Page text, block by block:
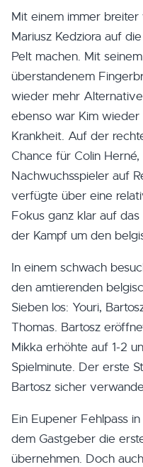
Mit einem immer
Mariusz Kedziora auf
Pelt machen. Mit
überstandenem
wieder mehr
ebenso war Kim
Krankheit. Auf der
Chance für Colin
Nachwuchsspieler auf
verfügte über eine
Fokus ganz klar auf
der Kampf um den
In einem schwach
den amtierenden
Sieben los: Youri,
Thomas. Bartosz
Mikka erhöhte auf 1-2
Spielminute. Der erste
Bartosz sicher
Ein Eupener Fehlpass
dem Gastgeber die
übernehmen. Doch